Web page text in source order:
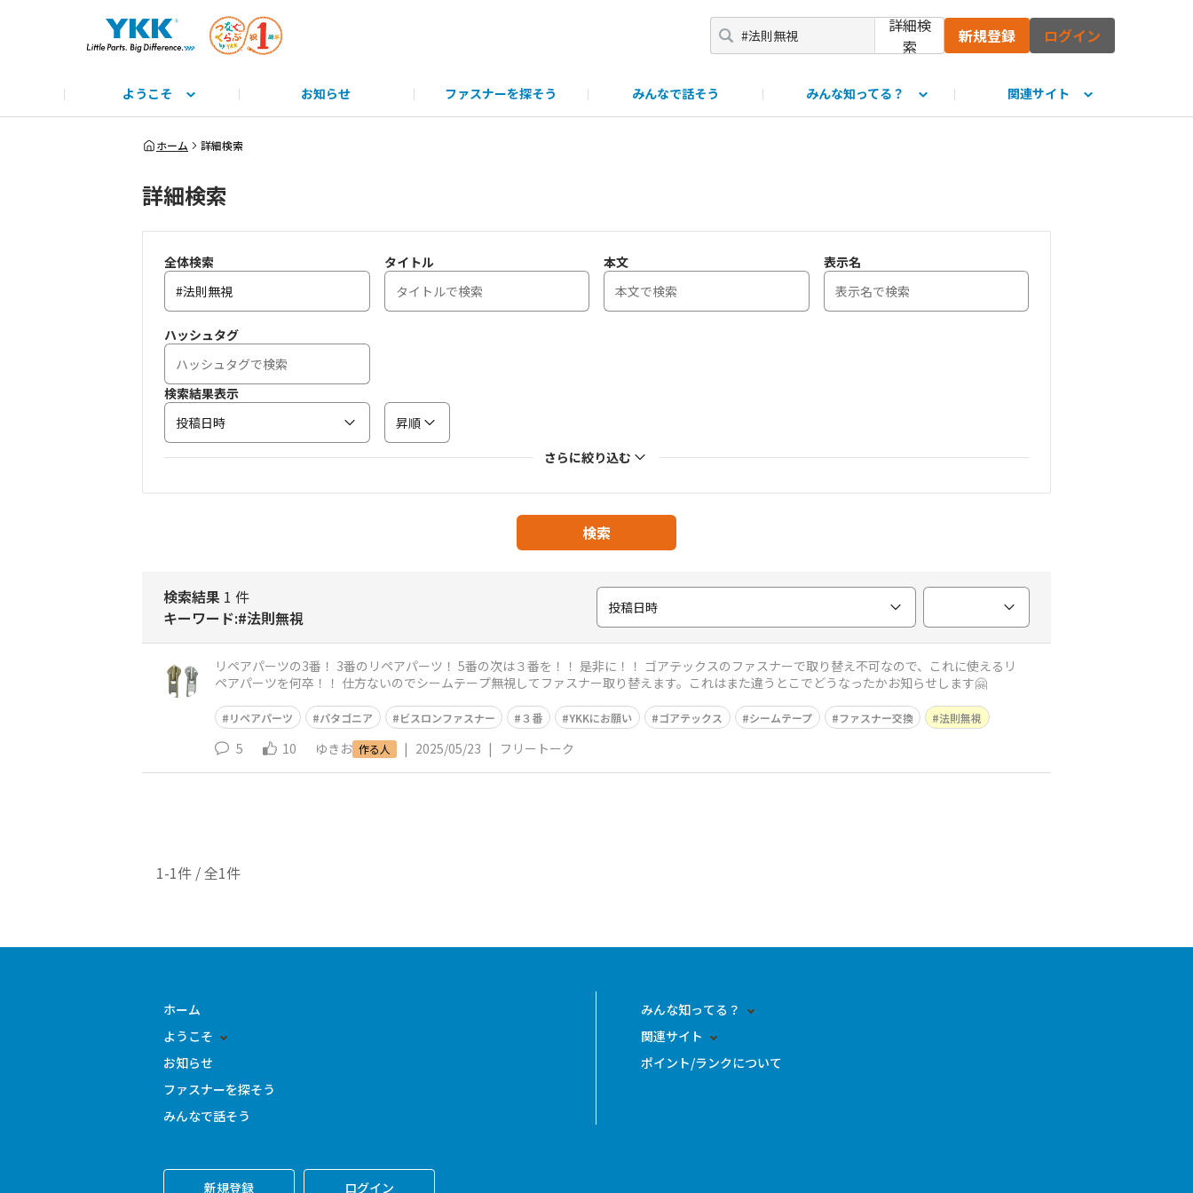
詳細検
索
新規登録 ログイン
ようこそ
サイト説明と使い方
お知らせ ファスナーを探そう みんなで話そう みんな知ってる？
みんな教えて！
関連サイト
公式HP とっておきのYKK
ホーム 詳細検索
詳細検索
全体検索 タイトル 本文 表示名
ハッシュタグ
検索結果表示
投稿日時
昇順
さらに絞り込む
検索
検索結果 1 件
キーワード:#法則無視
投稿日時
リペアパーツの3番！ 3番のリペアパーツ！ 5番の次は３番を！！ 是非に！！ ゴアテックスのファスナーで取り替え不可なので、これに使えるリ
ペアパーツを何卒！！ 仕方ないのでシームテープ無視してファスナー取り替えます。これはまた違うとこでどうなったかお知らせします🤗
リペアパーツ パタゴニア ビスロンファスナー ３番 YKKにお願い ゴアテックス シームテープ ファスナー交換 法則無視
5 10 ゆきお 作る人 | 2025/05/23 | フリートーク
1-1件 / 全1件
ホーム
ようこそ
お知らせ
ファスナーを探そう
みんなで話そう
みんな知ってる？
関連サイト
ポイント/ランクについて
新規登録 ログイン